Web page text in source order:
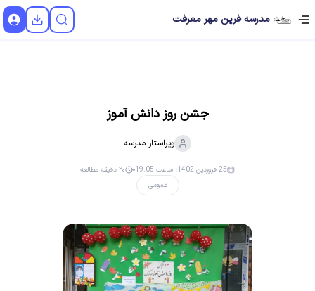
مدرسه فرین مهر معرفت
جشن روز دانش آموز
ویراستار مدرسه
عمومی
25 فروردین 1402، ساعت 19:05 ۲۰ دقیقه مطالعه